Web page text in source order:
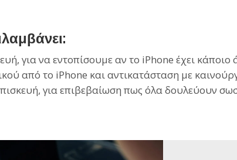
για να εντοπίσουμε αν το iPhone έχει
από το iPhone και αντικατάσταση με
για επιβεβαίωση πως όλα δουλεύουν